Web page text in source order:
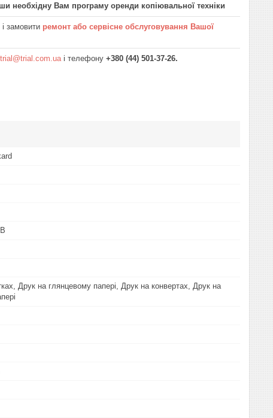
необхідну Вам програму оренди копіювальної техніки
і замовити ремонт або сервісне обслуговування Вашої
trial@trial.com.ua і телефону +380 (44) 501-37-26.
Друк на глянцевому папері, Друк на конвертах, Друк на